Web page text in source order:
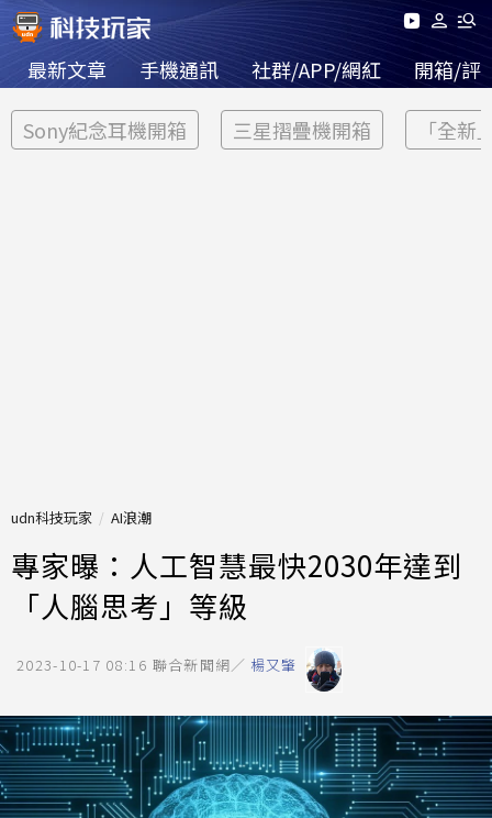
最新文章 手機通訊 社群/APP/網紅 開箱/評
Sony紀念耳機開箱 三星摺疊機開箱 「全新
udn科技玩家 AI浪潮
專家曝：人工智慧最快2030年達到
「人腦思考」等級
2023-10-17 08:16 聯合新聞網／ 楊又肇